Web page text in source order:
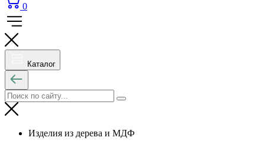
0
Каталог
Изделия из дерева и МДФ